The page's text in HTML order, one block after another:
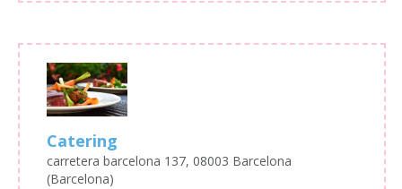
Catering
carretera barcelona 137, 08003 Barcelona
(Barcelona)